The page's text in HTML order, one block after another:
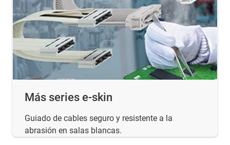
Más series e-skin
Guiado de cables seguro y resistente a la
abrasión en salas blancas.